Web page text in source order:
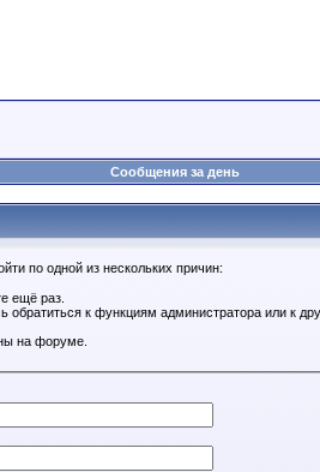
Сообщения за день
по одной из нескольких причин:
ещё раз.
к функциям администратора или к
на форуме.